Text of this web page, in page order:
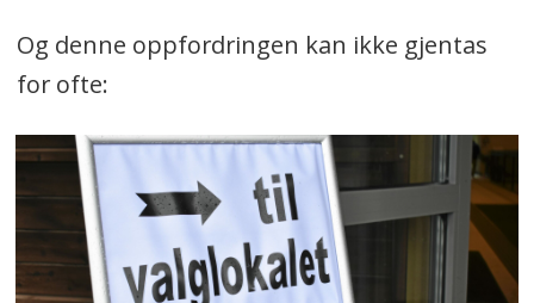
Og denne oppfordringen kan ikke gjentas
for ofte: